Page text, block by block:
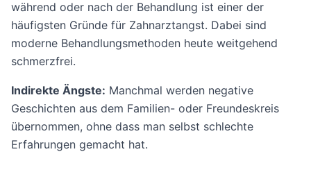
während oder nach der Behandlung ist einer der
häufigsten Gründe für Zahnarztangst. Dabei sind
moderne Behandlungsmethoden heute weitgehend
schmerzfrei.
Indirekte Ängste: Manchmal werden negative
Geschichten aus dem Familien- oder Freundeskreis
übernommen, ohne dass man selbst schlechte
Erfahrungen gemacht hat.